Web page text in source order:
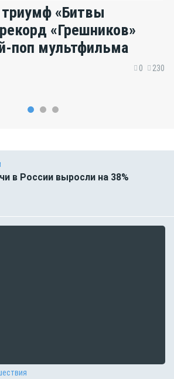
«Битвы
«Грешников»
поп мультфильма
0 230
в России выросли на 38%